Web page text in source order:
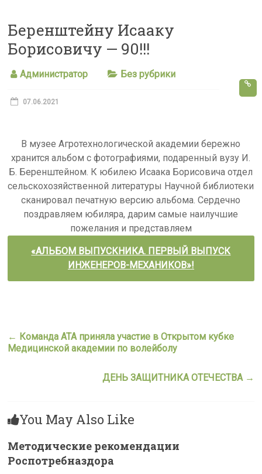
Беренштейну Исааку
Борисовичу — 90!!!
Администратор Без рубрики
07.06.2021
В музее Агротехнологической академии бережно
хранится альбом с фотографиями, подаренный вузу И.
Б. Беренштейном. К юбилею Исаака Борисовича отдел
сельскохозяйственной литературы Научной библиотеки
сканировал печатную версию альбома. Сердечно
поздравляем юбиляра, дарим самые наилучшие
пожелания и представляем
«АЛЬБОМ ВЫПУСКНИКА. ПЕРВЫЙ ВЫПУСК
ИНЖЕНЕРОВ-МЕХАНИКОВ»!
← Команда АТА приняла участие в Открытом кубке
Медицинской академии по волейболу
ДЕНЬ ЗАЩИТНИКА ОТЕЧЕСТВА →
You May Also Like
Методические рекомендации
Роспотребназдора
k
i